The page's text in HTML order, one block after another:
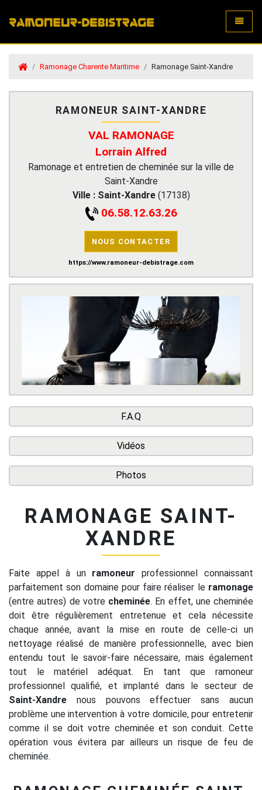
Ramonage Charente Maritime Ramonage Saint-Xandre
RAMONEUR SAINT-XANDRE
VAL RAMONAGE
Lorrain Alfred
Ramonage et entretien de cheminée sur la ville de
Saint-Xandre
Ville : Saint-Xandre(17138)
06.58.12.63.26
NOUS CONTACTER
https://www.ramoneur-debistrage.com
F.A.Q
Vidéos
Photos
RAMONAGE SAINT-
XANDRE
Faite appel à un ramoneur professionnel connaissant
parfaitement son domaine pour faire réaliser le ramonage
(entre autres) de votre cheminée. En effet, une cheminée
doit être régulièrement entretenue et cela nécessite
chaque année, avant la mise en route de celle-ci un
nettoyage réalisé de manière professionnelle, avec bien
entendu tout le savoir-faire nécessaire, mais également
tout le matériel adéquat. En tant que ramoneur
professionnel qualifié, et implanté dans le secteur de
Saint-Xandre nous pouvons effectuer sans aucun
problème une intervention à votre domicile, pour entretenir
comme il se doit votre cheminée et son conduit. Cette
opération vous évitera par ailleurs un risque de feu de
cheminée.